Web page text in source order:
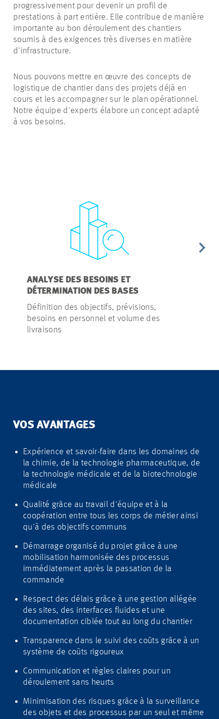
progressivement pour devenir un profil de
prestations à part entière. Elle contribue de manière
importante au bon déroulement des chantiers
soumis à des exigences très diverses en matière
d'infrastructure.
Nous pouvons mettre en œuvre des concepts de
logistique de chantier dans des projets déjà en
cours et les accompagner sur le plan opérationnel.
Notre équipe d'experts élabore un concept adapté
à vos besoins.
ANALYSE DES BESOINS ET
DÉTERMINATION DES BASES
Définition des objectifs, prévisions,
besoins en personnel et volume des
livraisons
VOS AVANTAGES
Expérience et savoir-faire dans les domaines de
la chimie, de la technologie pharmaceutique, de
la technologie médicale et de la biotechnologie
médicale
Qualité grâce au travail d'équipe et à la
coopération entre tous les corps de métier ainsi
qu'à des objectifs communs
Démarrage organisé du projet grâce à une
mobilisation harmonisée des processus
immédiatement après la passation de la
commande
Respect des délais grâce à une gestion allégée
des sites, des interfaces fluides et une
documentation ciblée tout au long du chantier
Transparence dans le suivi des coûts grâce à un
système de coûts rigoureux
Communication et règles claires pour un
déroulement sans heurts
Minimisation des risques grâce à la surveillance
des objets et des processus par un seul et même